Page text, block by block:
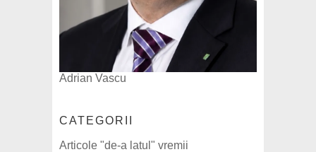
Adrian Vascu
CATEGORII
Articole "de-a latul" vremii